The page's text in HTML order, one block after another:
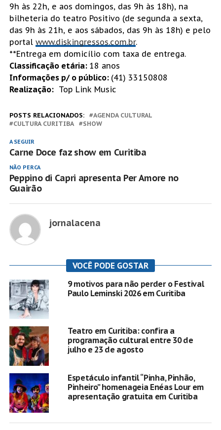
9h às 22h, e aos domingos, das 9h às 18h), na
bilheteria do teatro Positivo (de segunda a sexta,
das 9h às 21h, e aos sábados, das 9h às 18h) e pelo
portal www.diskingressos.com.br.
**Entrega em domicílio com taxa de entrega.
Classificação etária: 18 anos
Informações p/ o público: (41) 33150808
Realização:Top Link Music
POSTS RELACIONADOS:
AGENDA CULTURAL
CULTURA CURITIBA
SHOW
A SEGUIR
Carne Doce faz show em Curitiba
NÃO PERCA
Peppino di Capri apresenta Per Amore no
Guairão
jornalacena
VOCÊ PODE GOSTAR
9 motivos para não perder o Festival
Paulo Leminski 2026 em Curitiba
Teatro em Curitiba: confira a
programação cultural entre 30 de
julho e 23 de agosto
Espetáculo infantil “Pinha, Pinhão,
Pinheiro” homenageia Enéas Lour em
apresentação gratuita em Curitiba